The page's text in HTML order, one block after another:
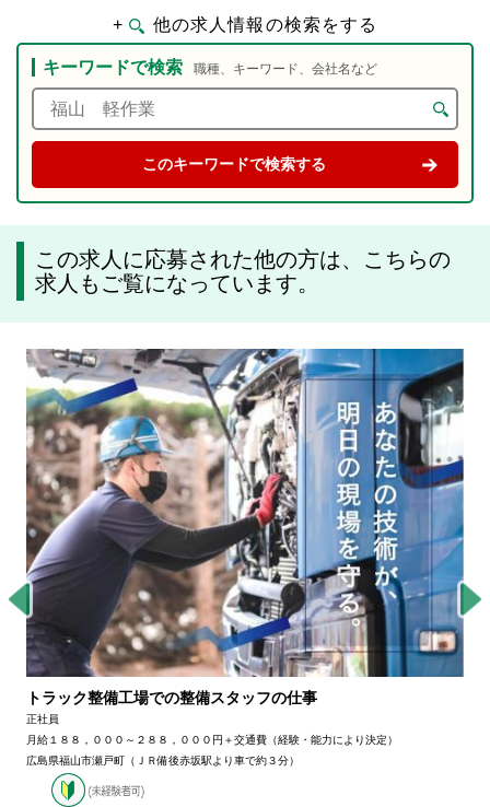
+ 他の求人情報の検索をする
キーワードで検索 職種、キーワード、会社名など
この求人に応募された他の方は、こちらの
求人もご覧になっています。
トラック整備工場での整備スタッフの仕事
正社員
月給１８８，０００～２８８，０００円＋交通費（経験・能力により決定）
広島県福山市瀬戸町（ＪＲ備後赤坂駅より車で約３分）